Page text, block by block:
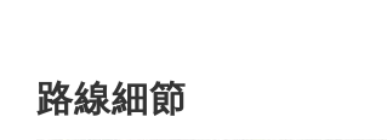
路線細節